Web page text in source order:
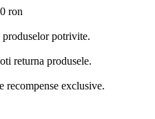
ron
produselor potrivite.
returna produsele.
recompense exclusive.